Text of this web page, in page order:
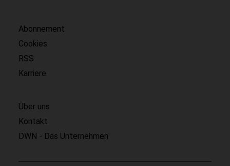
Abonnement
Cookies
RSS
Karriere
Über uns
Kontakt
DWN - Das Unternehmen